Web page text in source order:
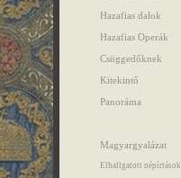
Hazafias dalok
Hazafias Operák
Csüggedőknek
Kitekintő
Panoráma
Magyargyalázat
Elhallgatott népírtások